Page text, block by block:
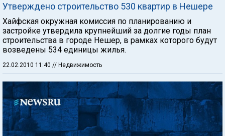
Утверждено строительство 530 квартир в Нешере
Хайфская окружная комиссия по планированию и
застройке утвердила крупнейший за долгие годы план
строительства в городе Нешер, в рамках которого будут
возведены 534 единицы жилья.
22.02.2010 11:40 // Недвижимость